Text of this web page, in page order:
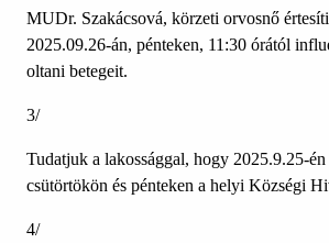
MUDr. Szakácsová, körzeti orvosnő
2025.09.26-án, pénteken, 11:30 órától
oltani betegeit.
3/
Tudatjuk a lakossággal, hogy 2025.9.25-én
csütörtökön és pénteken a helyi Községi
4/